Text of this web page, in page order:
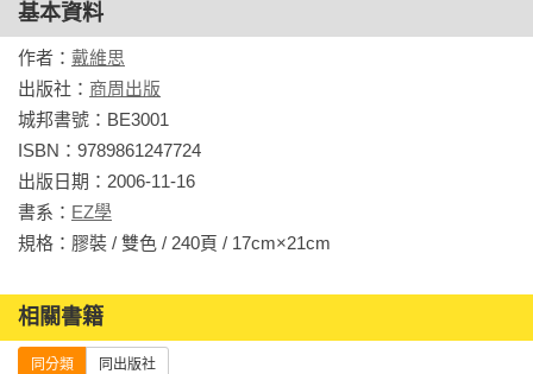
基本資料
作者： 戴維思
出版社： 商周出版
城邦書號：BE3001
ISBN：9789861247724
出版日期：2006-11-16
書系： EZ學
規格：膠裝 / 雙色 / 240頁 / 17cm×21cm
相關書籍
同分類 同出版社